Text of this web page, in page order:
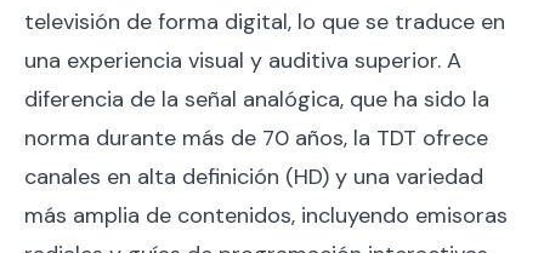
televisión de forma digital, lo que se traduce en
una experiencia visual y auditiva superior. A
diferencia de la señal analógica, que ha sido la
norma durante más de 70 años, la TDT ofrece
canales en alta definición (HD) y una variedad
más amplia de contenidos, incluyendo emisoras